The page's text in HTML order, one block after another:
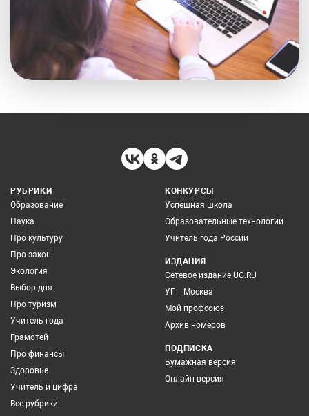
РУБРИКИ
Образование
Наука
Про культуру
Про закон
Экология
Выбор дня
Про туризм
Учитель года
Грамотей
Про финансы
Здоровье
Учитель и цифра
Все рубрики
КОНКУРСЫ
Успешная школа
Образовательные технологии
Учитель года России
ИЗДАНИЯ
Сетевое издание UG.RU
УГ – Москва
Мой профсоюз
Архив номеров
ПОДПИСКА
Бумажная версия
Онлайн-версия